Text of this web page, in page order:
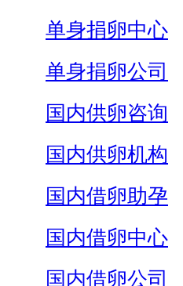
单身捐卵中心
单身捐卵公司
国内供卵咨询
国内供卵机构
国内借卵助孕
国内借卵中心
国内借卵公司